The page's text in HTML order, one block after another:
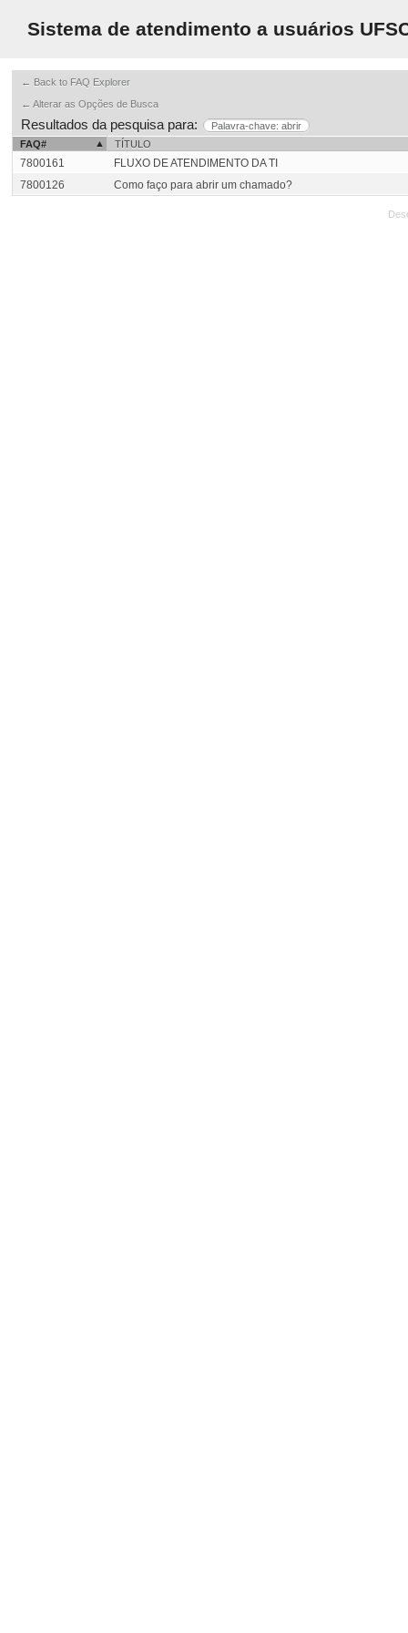
Sistema de atendimento a usuários
← Back to FAQ Explorer
← Alterar as Opções de Busca
Resultados da pesquisa para:
Palavra-chave: abrir
FAQ#
TÍTULO
7800161
FLUXO DE ATENDIMENTO DA TI
7800126
Como faço para abrir um chamado?